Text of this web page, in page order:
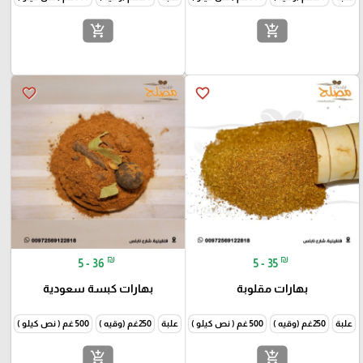
add_shopping_cart
add_shopping_cart
favorite_border
5 - 35 ₪
بهارات مقلوبة
علبة 250غم (وقيه ) 500 غم ( نص كيلو ) 1000غم (كيلو )
add_shopping_cart
favorite_border
5 - 36 ₪
بهارات كبسة سعودية
علبة 250غم (وقيه ) 500 غم ( نص كيلو )
add_shopping_cart